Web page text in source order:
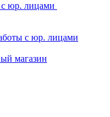
юр. лицами
с юр. лицами
магазин